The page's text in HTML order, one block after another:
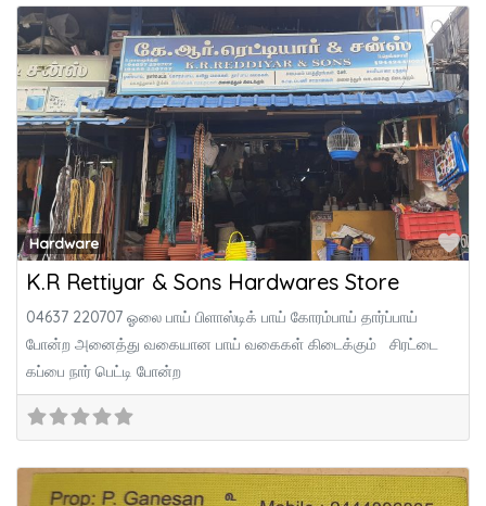
Hardware
K.R Rettiyar & Sons Hardwares Store
04637 220707 ஓலை பாய் பிளாஸ்டிக் பாய் கோரம்பாய் தார்ப்பாய்
போன்ற அனைத்து வகையான பாய் வகைகள் கிடைக்கும் சிரட்டை
கப்பை நார் பெட்டி போன்ற